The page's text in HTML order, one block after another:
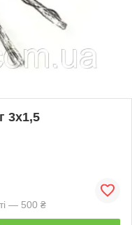
3х1,5
— 500 ₴